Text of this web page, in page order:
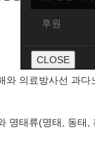
후원
CLOSE
와 의료방사선 과다
명태류(명태, 동태,